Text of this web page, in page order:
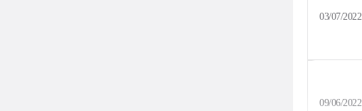
03/07/2022
09/06/2022